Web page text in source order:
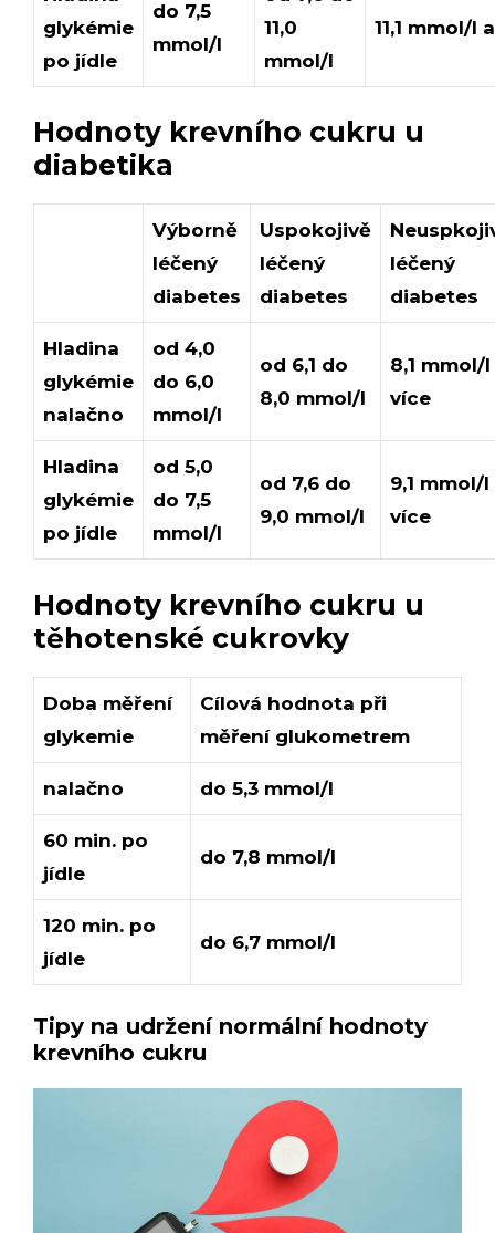
glykémie
po jídle
do 7,5
mmol/l
11,0
mmol/l
11,1 mmol/l
Hodnoty krevního cukru u
diabetika
Výborně
léčený
diabetes
Uspokojivě
léčený
diabetes
léčený
diabetes
Hladina
glykémie
nalačno
od 4,0
do 6,0
mmol/l
od 6,1 do
8,0 mmol/l
8,1 mmol/l
více
Hladina
glykémie
po jídle
od 5,0
do 7,5
mmol/l
od 7,6 do
9,0 mmol/l
9,1 mmol/l
více
Hodnoty krevního cukru u
těhotenské cukrovky
Doba měření
glykemie
Cílová hodnota při
měření glukometrem
nalačno do 5,3 mmol/l
60 min. po
jídle
do 7,8 mmol/l
120 min. po
jídle
do 6,7 mmol/l
Tipy na udržení normální hodnoty
krevního cukru